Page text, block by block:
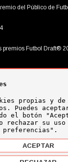
del Público de
premios Futbol Draft®
Copyright © Futbol Draft
propias y
Puedes
el botón
rechazar su uso
preferencias".
ACEPTAR